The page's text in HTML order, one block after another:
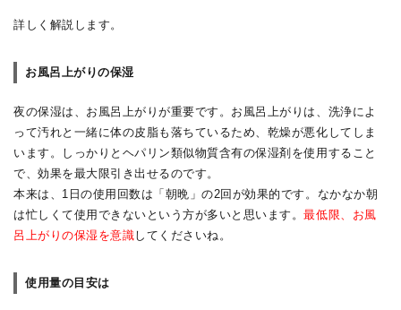
詳しく解説します。
お風呂上がりの保湿
夜の保湿は、お風呂上がりが重要です。お風呂上がりは、洗浄によ
って汚れと一緒に体の皮脂も落ちているため、乾燥が悪化してしま
います。しっかりとヘパリン類似物質含有の保湿剤を使用すること
で、効果を最大限引き出せるのです。
本来は、1日の使用回数は「朝晩」の2回が効果的です。なかなか朝
は忙しくて使用できないという方が多いと思います。最低限、お風
呂上がりの保湿を意識してくださいね。
使用量の目安は